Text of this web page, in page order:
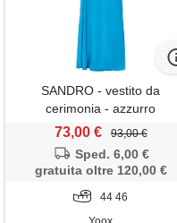
SANDRO - vestito da
cerimonia - azzurro
73,00 € 93,00 €
Sped. 6,00 €
gratuita oltre 120,00 €
44 46